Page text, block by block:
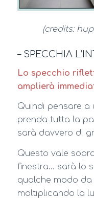
(credits:
– SPECCHIA
Lo specchio
amplierà
Quindi pensare a
prenda tutta la
sarà davvero di
Questo vale
finestra… sarà lo
qualche modo
moltiplicando la